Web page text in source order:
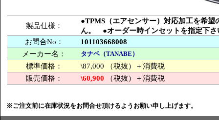
製品仕様：
●TPMS（エアセンサー）対応加工を希
ん。 ●オーダー時インセットを指定下
お問合No：
101103668008
メーカー名：
タナベ（TANABE）
標準価格：
\87,000 （税抜）＋消費税
販売価格：
\60,900 （税抜）＋消費税
※ご注文前に在庫状況をお問合せ頂けるようお願い申し上げます。